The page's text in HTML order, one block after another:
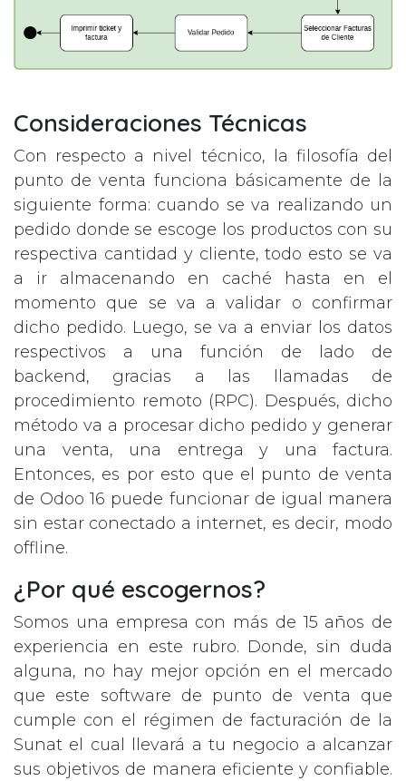
Consideraciones Técnicas
Con respecto a nivel técnico, la filosofía del
punto de venta funciona básicamente de la
siguiente forma: cuando se va realizando un
pedido donde se escoge los productos con su
respectiva cantidad y cliente, todo esto se va
a ir almacenando en caché hasta en el
momento que se va a validar o confirmar
dicho pedido. Luego, se va a enviar los datos
respectivos a una función de lado de
backend, gracias a las llamadas de
procedimiento remoto (RPC). Después, dicho
método va a procesar dicho pedido y generar
una venta, una entrega y una factura.
Entonces, es por esto que el punto de venta
de Odoo 16 puede funcionar de igual manera
sin estar conectado a internet, es decir, modo
offline.
¿Por qué escogernos?
Somos una empresa con más de 15 años de
experiencia en este rubro. Donde, sin duda
alguna, no hay mejor opción en el mercado
que este software de punto de venta que
cumple con el régimen de facturación de la
Sunat el cual llevará a tu negocio a alcanzar
sus objetivos de manera eficiente y confiable.